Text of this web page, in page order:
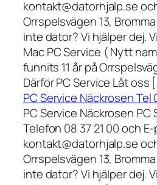
kontakt@datorhjalp.se
Orrspelsvägen 13,
inte dator? Vi hjälper dej.
Mac PC Service ( Nytt
funnits 11 år på
Därför PC Service Låt oss
PC Service Näckrosen Tel
PC Service Näckrosen PC
Telefon 08 37 21 00 och
kontakt@datorhjalp.se
Orrspelsvägen 13,
inte dator? Vi hjälper dej.